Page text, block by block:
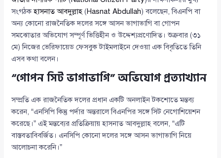
সংগঠকহাসনাত আবদুল্লাহ (Hasnat Abdullah) বলেছেন, বিএনপি বা
অন্য কোনো রাজনৈতিক দলের সঙ্গে আসন ভাগাভাগি বা গোপন
সমঝোতার অভিযোগ সম্পূর্ণ ভিত্তিহীন ও উদ্দেশ্যপ্রণোদিত। শুক্রবার (৩১
মে) নিজের ভেরিফায়েড ফেসবুক টাইমলাইনে দেওয়া এক বিবৃতিতে তিনি
এসব কথা বলেন।
“গোপন সিট ভাগাভাগি” অভিযোগ প্রত্যাখ্যান
সম্প্রতি এক রাজনৈতিক দলের প্রধান একটি অনলাইন টকশোতে মন্তব্য
করেন, “এনসিপি কিন্তু পর্দার অন্তরালে বিএনপির সঙ্গে সিট নেগোশিয়েশন
করেছে।” এই মন্তব্যের প্রতিক্রিয়ায় হাসনাত আবদুল্লাহ বলেন, “এটি
বাস্তবতাবিবর্জিত। এনসিপি কোনো দলের সঙ্গে আসন ভাগাভাগি নিয়ে
আলোচনা করেনি।”